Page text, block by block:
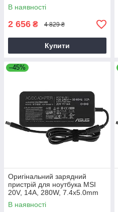
В наявності
2 656 ₴ 4 829 ₴
Купити
–45%
Оригінальний зарядний
пристрій для ноутбука MSI
20V, 14A, 280W, 7.4x5.0mm
В наявності